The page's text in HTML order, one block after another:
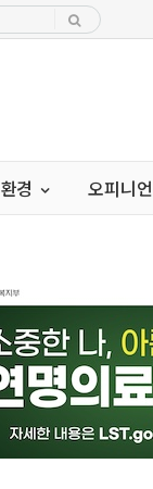
환경 오피니언